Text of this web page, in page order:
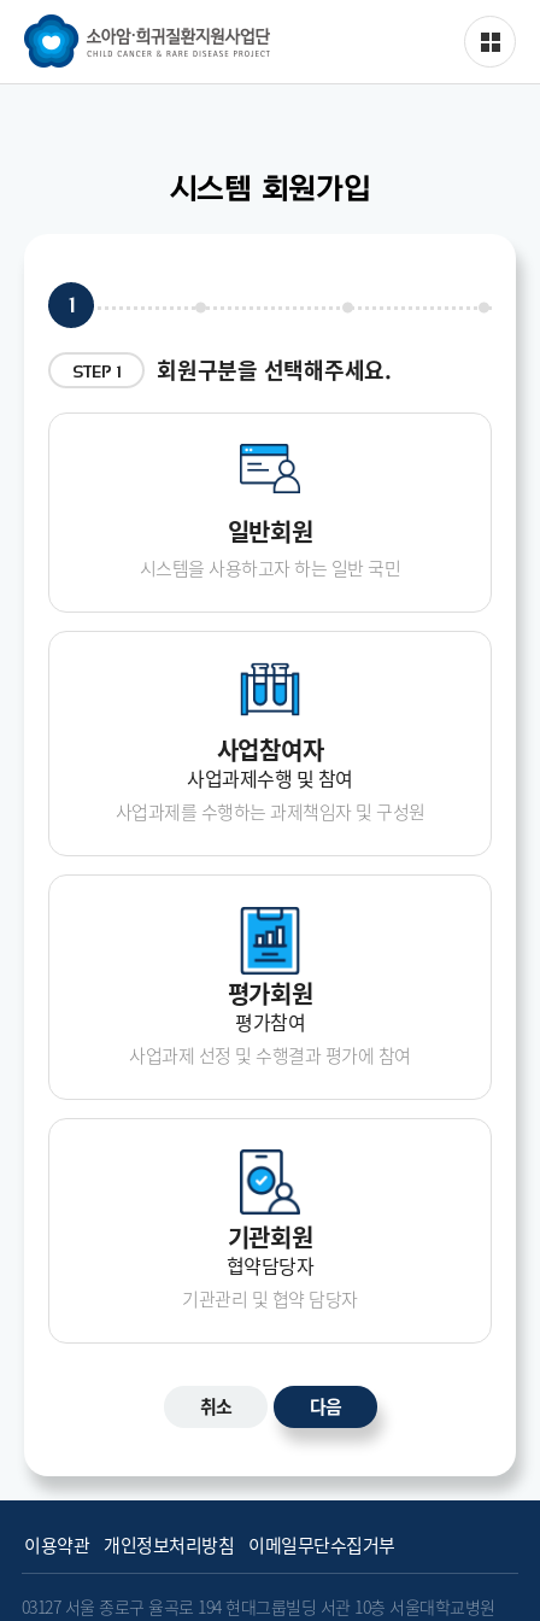
이용약관 개인정보처리방침 이메일무단수집거부
03127 서울 종로구 율곡로 194 현대그룹빌딩 서관 10층 서울대학교병원
시스템 회원가입
1
STEP 1 회원구분을 선택해주세요.
일반회원
시스템을 사용하고자 하는 일반 국민
사업참여자
사업과제수행 및 참여
사업과제를 수행하는 과제책임자 및 구성원
평가회원
평가참여
사업과제 선정 및 수행결과 평가에 참여
기관회원
협약담당자
기관관리 및 협약 담당자
취소 다음